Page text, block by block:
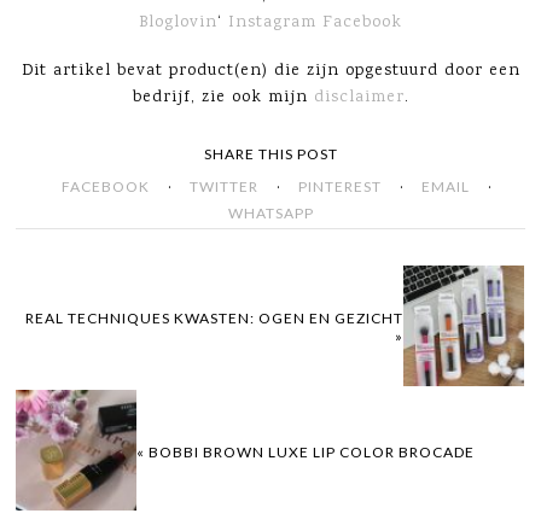
Bloglovin‘ Instagram Facebook
Dit artikel bevat product(en) die zijn opgestuurd door een
bedrijf, zie ook mijn disclaimer.
SHARE THIS POST
FACEBOOK
· TWITTER · PINTEREST · EMAIL ·
WHATSAPP
REAL TECHNIQUES KWASTEN: OGEN EN GEZICHT
»
« BOBBI BROWN LUXE LIP COLOR BROCADE